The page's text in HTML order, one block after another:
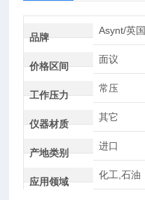
品牌
Asynt/英国
价格区间
面议
工作压力
常压
仪器材质
其它
产地类别
进口
应用领域
化工,石油